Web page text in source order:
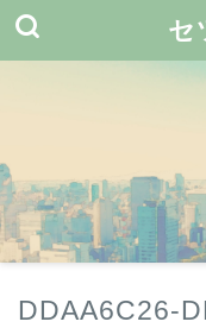
セ
DDAA6C26-